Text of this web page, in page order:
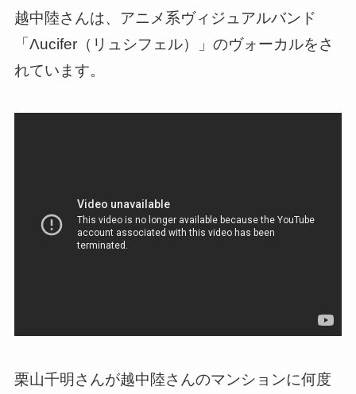
越中陸さんは、アニメ系ヴィジュアルバンド
「Λucifer（リュシフェル）」のヴォーカルをさ
れています。
栗山千明さんが越中陸さんのマンションに何度